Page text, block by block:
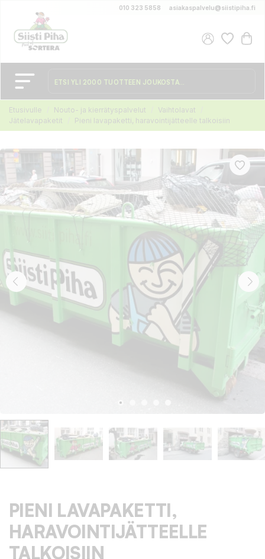
010 323 5858 asiakaspalvelu@siistipiha.fi
Etusivulle Nouto- ja kierrätyspalvelut
Vaihtolavat
Jätelavapaketit
Pieni lavapaketti, haravointijätteelle talkoisiin
PIENI LAVAPAKETTI,
HARAVOINTIJÄTTEELLE
TALKOISIIN